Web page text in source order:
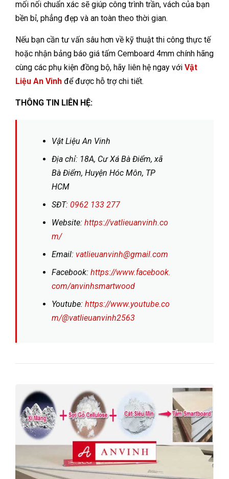
mối nối chuẩn xác sẽ giúp công trình trần, vách của bạn
bền bỉ, phẳng đẹp và an toàn theo thời gian.
Nếu bạn cần tư vấn sâu hơn về kỹ thuật thi công thực tế
hoặc nhận bảng báo giá tấm Cemboard 4mm chính hãng
cùng các phụ kiện đồng bộ, hãy liên hệ ngay với Vật
Liệu An Vinh để được hỗ trợ chi tiết.
THÔNG TIN LIÊN HỆ:
Vật Liệu An Vinh
Địa chỉ: 18A, Cư Xá Bà Điểm, xã
Bà Điểm, Huyện Hóc Môn, TP
HCM
SĐT: 0962 133 277
Website: https://vatlieuanvinh.co
m/
Email: vatlieuanvinh@gmail.com
Facebook: https://www.facebook.
com/anvinhsmartwood
Youtube: https://www.youtube.co
m/@vatlieuanvinh2563